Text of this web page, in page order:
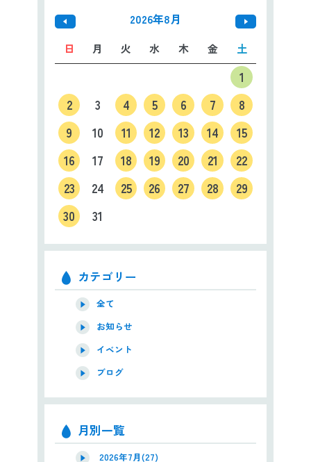
2026年8月
日 月 火 水 木 金 土
1
2
3 4 5 6 7
8
9
10 11 12 13 14
15
16
17 18 19 20 21
22
23
24 25 26 27 28
29
30
31
カテゴリー
全て
お知らせ
イベント
ブログ
月別一覧
2026年7月(27)